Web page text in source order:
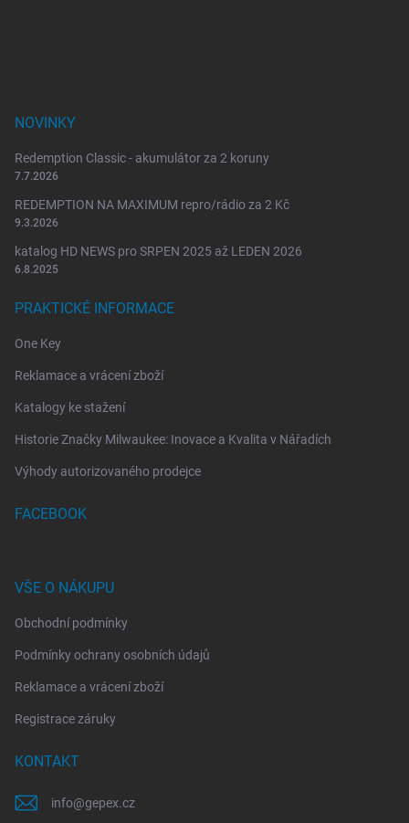
NOVINKY
Redemption Classic - akumulátor za 2 koruny
7.7.2026
REDEMPTION NA MAXIMUM repro/rádio za 2 Kč
9.3.2026
katalog HD NEWS pro SRPEN 2025 až LEDEN 2026
6.8.2025
PRAKTICKÉ INFORMACE
One Key
Reklamace a vrácení zboží
Katalogy ke stažení
Historie Značky Milwaukee: Inovace a Kvalita v Nářadích
Výhody autorizovaného prodejce
FACEBOOK
VŠE O NÁKUPU
Obchodní podmínky
Podmínky ochrany osobních údajů
Reklamace a vrácení zboží
Registrace záruky
KONTAKT
info@gepex.cz